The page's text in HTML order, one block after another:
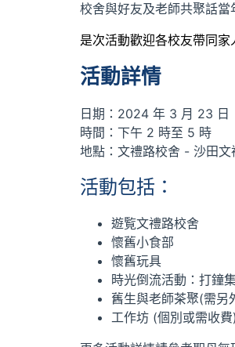
校舍與好友及老師共聚話當
是次活動歡迎各校友帶同家
活動詳情
日期：2024 年 3 月 23 日
時間：下午 2 時至 5 時
地點：文禮路校舍 - 沙田
活動包括：
遊覧文禮路校舍
懷舊小食部
懷舊玩具
時光倒流活動：打鐘
舊生與老師茶聚(需另
工作坊 (個別或需收